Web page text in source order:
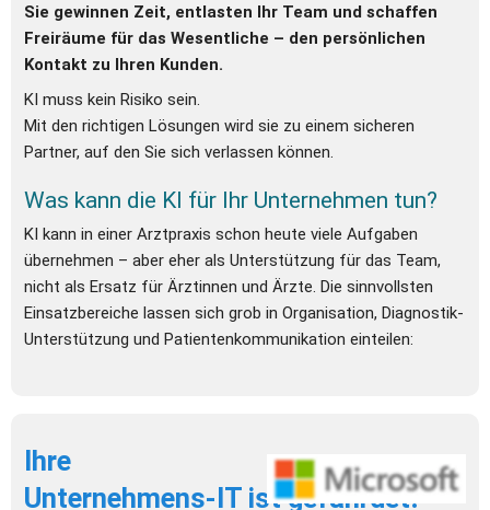
Sie gewinnen Zeit, entlasten Ihr Team und schaffen
Freiräume für das Wesentliche – den persönlichen
Kontakt zu Ihren Kunden.
KI muss kein Risiko sein.
Mit den richtigen Lösungen wird sie zu einem sicheren
Partner, auf den Sie sich verlassen können.
Was kann die KI für Ihr Unternehmen tun?
KI kann in einer Arztpraxis schon heute viele Aufgaben
übernehmen – aber eher als Unterstützung für das Team,
nicht als Ersatz für Ärztinnen und Ärzte. Die sinnvollsten
Einsatzbereiche lassen sich grob in Organisation, Diagnostik-
Unterstützung und Patientenkommunikation einteilen:
Ihre
Unternehmens-IT ist gefährdet!